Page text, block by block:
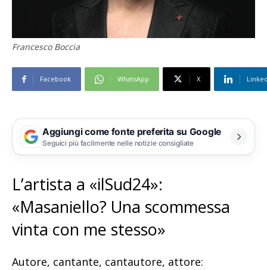
Francesco Boccia
Facebook WhatsApp X
Aggiungi come fonte preferita su Google
Seguici più facilmente nelle notizie consigliate
L’artista a «ilSud24»:
«Masaniello? Una scommessa
vinta con me stesso»
Autore, cantante, cantautore, attore: